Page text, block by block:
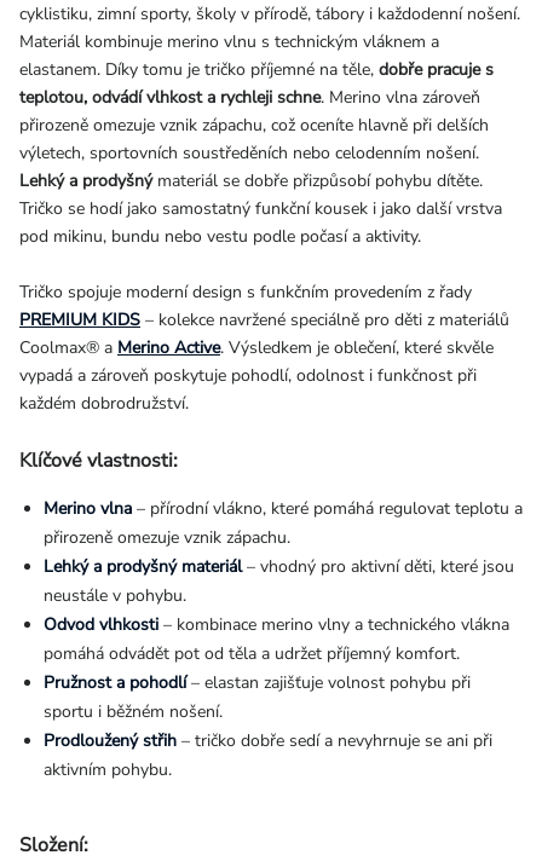
cyklistiku, zimní sporty, školy v přírodě, tábory i každodenní nošení.
Materiál kombinuje merino vlnu s technickým vláknem a
elastanem. Díky tomu je tričko příjemné na těle, dobře pracuje s
teplotou, odvádí vlhkost a rychleji schne. Merino vlna zároveň
přirozeně omezuje vznik zápachu, což oceníte hlavně při delších
výletech, sportovních soustředěních nebo celodenním nošení.
Lehký a prodyšnýmateriál se dobře přizpůsobí pohybu dítěte.
Tričko se hodí jako samostatný funkční kousek i jako další vrstva
pod mikinu, bundu nebo vestu podle počasí a aktivity.
Tričko spojuje moderní design s funkčním provedením z řady
PREMIUM KIDS – kolekce navržené speciálně pro děti z materiálů
Coolmax® a Merino Active. Výsledkem je oblečení, které skvěle
vypadá a zároveň poskytuje pohodlí, odolnost i funkčnost při
každém dobrodružství.
Klíčové vlastnosti:
Merino vlna – přírodní vlákno, které pomáhá regulovat teplotu a
přirozeně omezuje vznik zápachu.
Lehký a prodyšný materiál– vhodný pro aktivní děti, které jsou
neustále v pohybu.
Odvod vlhkosti – kombinace merino vlny a technického vlákna
pomáhá odvádět pot od těla a udržet příjemný komfort.
Pružnost a pohodlí– elastan zajišťuje volnost pohybu při
sportu i běžném nošení.
Prodloužený střih – tričko dobře sedí a nevyhrnuje se ani při
aktivním pohybu.
Složení: